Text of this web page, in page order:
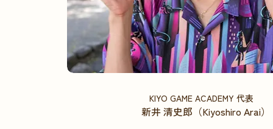
KIYO GAME ACADEMY 代表
新井 清史郎（Kiyoshiro Arai）